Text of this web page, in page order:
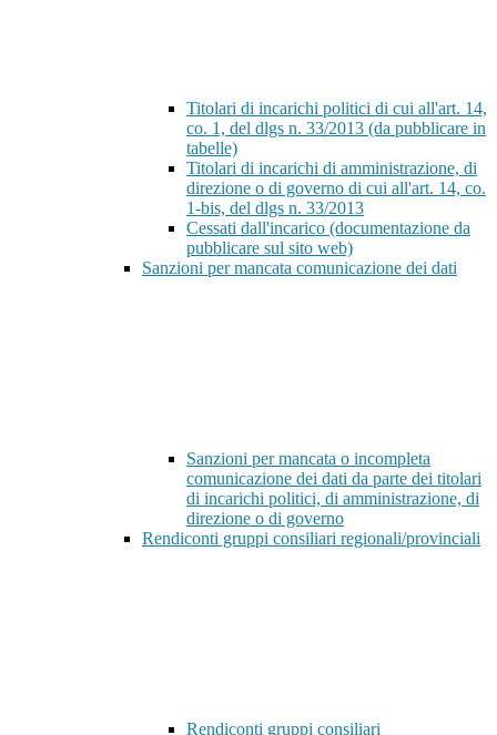
Titolari di incarichi politici di cui all'art. 14,
co. 1, del dlgs n. 33/2013 (da pubblicare in
tabelle)
Titolari di incarichi di amministrazione, di
direzione o di governo di cui all'art. 14, co.
1-bis, del dlgs n. 33/2013
Cessati dall'incarico (documentazione da
pubblicare sul sito web)
Sanzioni per mancata comunicazione dei dati
Sanzioni per mancata o incompleta
comunicazione dei dati da parte dei titolari
di incarichi politici, di amministrazione, di
direzione o di governo
Rendiconti gruppi consiliari regionali/provinciali
Rendiconti gruppi consiliari